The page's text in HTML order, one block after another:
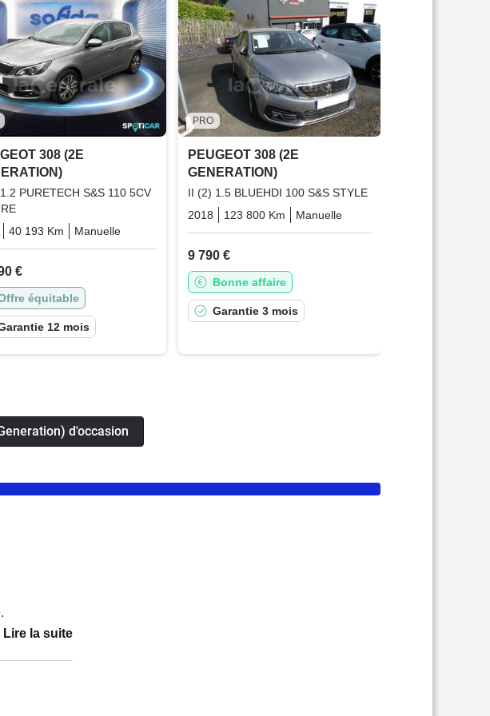
308 (2E
PURETECH S&S 110 5CV
40 193 Km Manuelle
€
équitable
12 mois
PRO
PEUGEOT 308 (2E
GENERATION)
II (2) 1.5 BLUEHDI 100 S&S STYLE
2018
123 800 Km Manuelle
9 790 €
Bonne affaire
Garantie 3 mois
d'occasion
ans